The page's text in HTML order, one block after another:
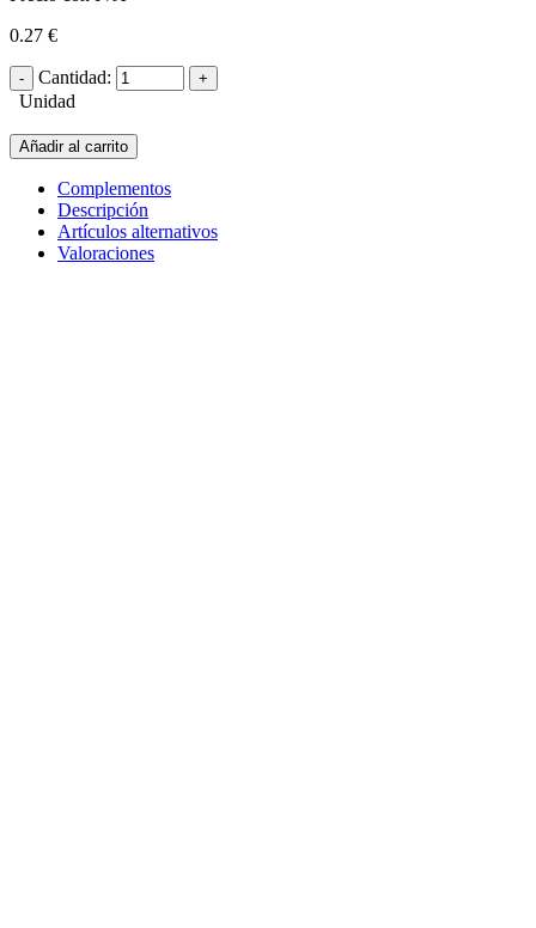
0.27 €
Cantidad:
Unidad
Añadir al carrito
Complementos
Descripción
Artículos alternativos
Valoraciones